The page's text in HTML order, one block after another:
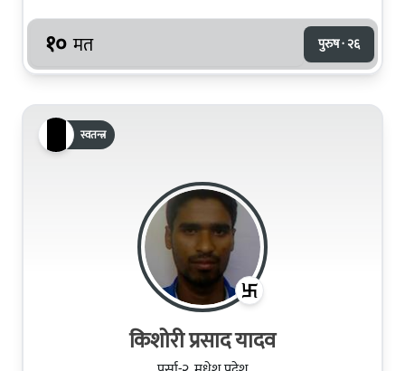
१० मत पुरुष · २६
स्वतन्त्र
किशोरी प्रसाद यादव